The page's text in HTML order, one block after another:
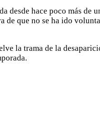
desde hace poco más de
de que no se ha ido
la trama de la